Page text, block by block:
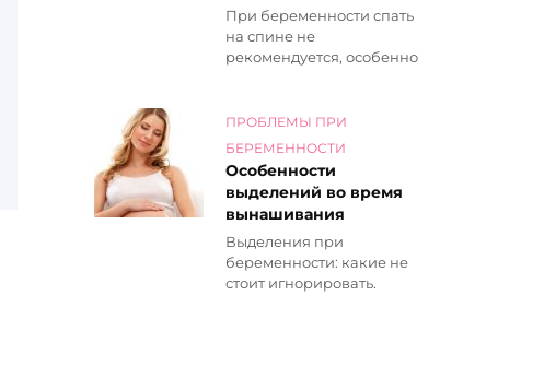
При беременности спать
на спине не
рекомендуется, особенно
ПРОБЛЕМЫ ПРИ
БЕРЕМЕННОСТИ
Особенности
выделений во время
вынашивания
Выделения при
беременности: какие не
стоит игнорировать.